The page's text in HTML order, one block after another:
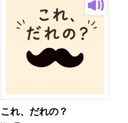
これ、だれの？